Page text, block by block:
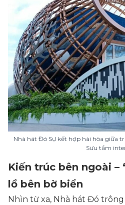
Nhà hát Đó Sự kết hợp hài hòa giữa
Sưu tầm
Kiến trúc bên ngoài –
lồ bên bờ biển
Nhìn từ xa, Nhà hát Đó